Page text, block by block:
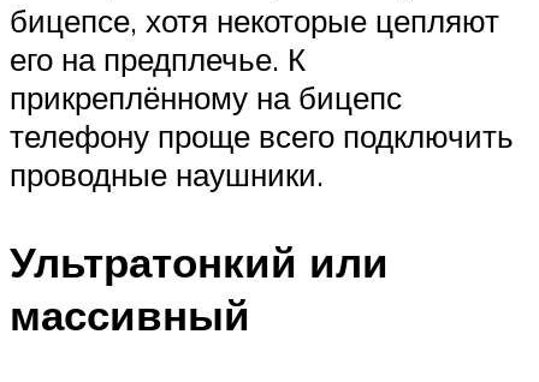
бицепсе, хотя некоторые цепляют
его на предплечье. К
прикреплённому на бицепс
телефону проще всего подключить
проводные наушники.
Ультратонкий или
массивный